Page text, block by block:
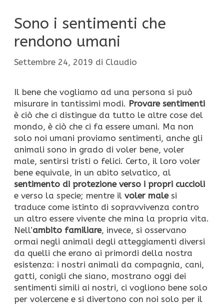
Sono i sentimenti che
rendono umani
Settembre 24, 2019 di Claudio
Il bene che vogliamo ad una persona si può
misurare in tantissimi modi. Provare sentimenti
è ciò che ci distingue da tutto le altre cose del
mondo, è ciò che ci fa essere umani. Ma non
solo noi umani proviamo sentimenti, anche gli
animali sono in grado di voler bene, voler
male, sentirsi tristi o felici. Certo, il loro voler
bene equivale, in un abito selvatico, al
sentimento di protezione verso i propri cuccioli
e verso la specie; mentre il voler malesi
traduce come istinto di sopravvivenza contro
un altro essere vivente che mina la propria vita.
Nell’ambito familiare, invece, si osservano
ormai negli animali degli atteggiamenti diversi
da quelli che erano ai primordi della nostra
esistenza: i nostri animali da compagnia, cani,
gatti, conigli che siano, mostrano oggi dei
sentimenti simili ai nostri, ci vogliono bene solo
per volercene e si divertono con noi solo per il